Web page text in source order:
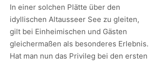
In einer solchen Plätte über den
idyllischen Altausseer See zu gleiten,
gilt bei Einheimischen und Gästen
gleichermaßen als besonderes Erlebnis.
Hat man nun das Privileg bei den ersten